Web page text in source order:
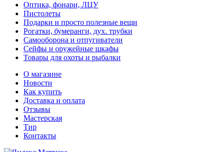
Оптика, фонари, ЛЦУ
Пистолеты
Подарки и просто полезные вещи
Рогатки, бумеранги, дух. трубки
Самооборона и отпугиватели
Сейфы и оружейные шкафы
Товары для охоты и рыбалки
О магазине
Новости
Как купить
Доставка и оплата
Отзывы
Мастерская
Тир
Контакты